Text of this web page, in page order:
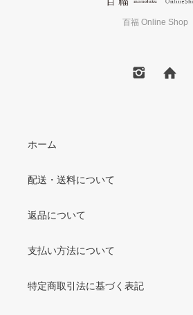
百福 Online Shop
ホーム
配送・送料について
返品について
支払い方法について
特定商取引法に基づく表記